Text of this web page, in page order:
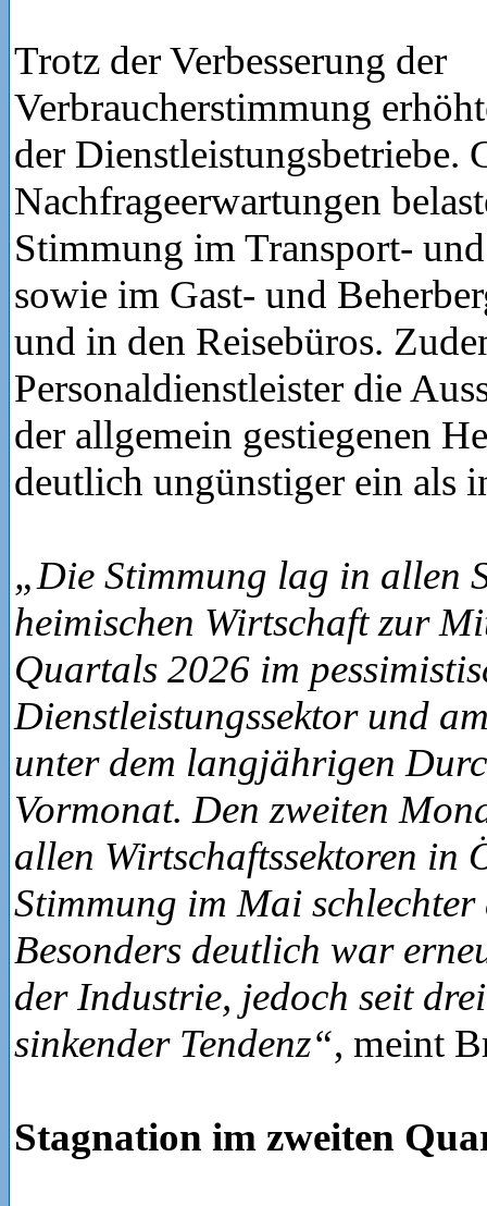
Trotz der Verbesserung der
Verbraucherstimmung
der Dienstleistungsbetriebe.
Nachfrageerwartungen
Stimmung im Transport-
sowie im Gast- und
und in den Reisebüros.
Personaldienstleister die
der allgemein gestiegenen
deutlich ungünstiger ein als
„Die Stimmung lag in allen
heimischen Wirtschaft zur
Quartals 2026 im
Dienstleistungssektor und
unter dem langjährigen
Vormonat. Den zweiten
allen Wirtschaftssektoren in
Stimmung im Mai
Besonders deutlich war
der Industrie, jedoch seit
sinkender Tendenz“, meint
Stagnation im zweiten